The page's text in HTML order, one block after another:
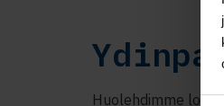
Huolehdimme